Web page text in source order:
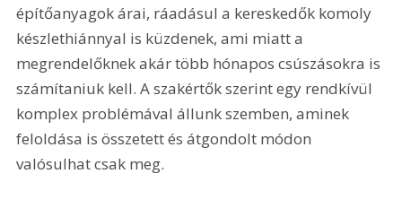
építőanyagok árai, ráadásul a kereskedők komoly
készlethiánnyal is küzdenek, ami miatt a
megrendelőknek akár több hónapos csúszásokra is
számítaniuk kell. A szakértők szerint egy rendkívül
komplex problémával állunk szemben, aminek
feloldása is összetett és átgondolt módon
valósulhat csak meg.